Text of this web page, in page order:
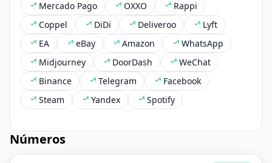
Mercado Pago OXXO
Rappi
Coppel
DiDi Deliveroo
Lyft
EA
eBay Amazon
WhatsApp
Midjourney
DoorDash
WeChat
Binance
Telegram
Facebook
Steam
Yandex Spotify
Números